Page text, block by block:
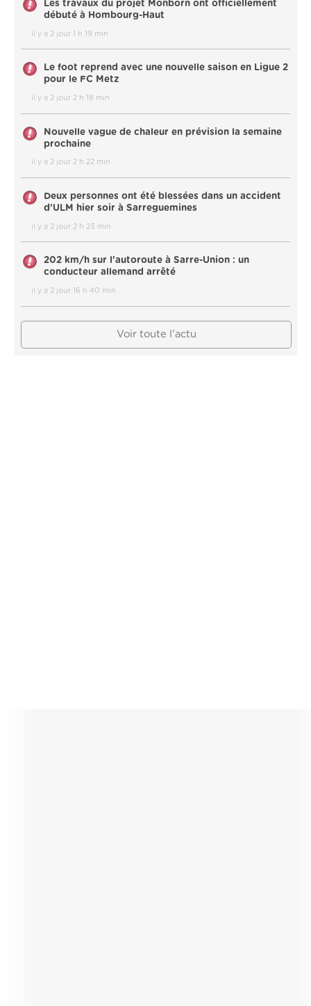
Les travaux du projet Monborn ont officiellement
débuté à Hombourg-Haut
il y a 2 jour 1 h 19 min
Le foot reprend avec une nouvelle saison en Ligue 2
pour le FC Metz
il y a 2 jour 2 h 18 min
Nouvelle vague de chaleur en prévision la semaine
prochaine
il y a 2 jour 2 h 22 min
Deux personnes ont été blessées dans un accident
d’ULM hier soir à Sarreguemines
il y a 2 jour 2 h 23 min
202 km/h sur l'autoroute à Sarre-Union : un
conducteur allemand arrêté
il y a 2 jour 16 h 40 min
Voir toute l'actu